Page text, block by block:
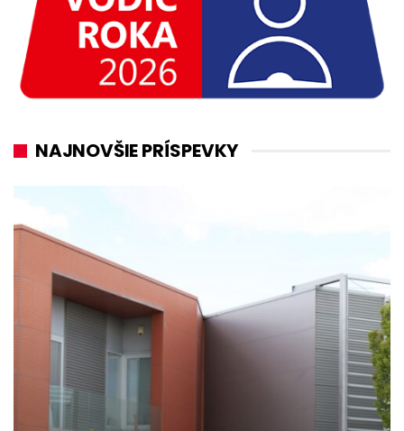
NAJNOVŠIE PRÍSPEVKY